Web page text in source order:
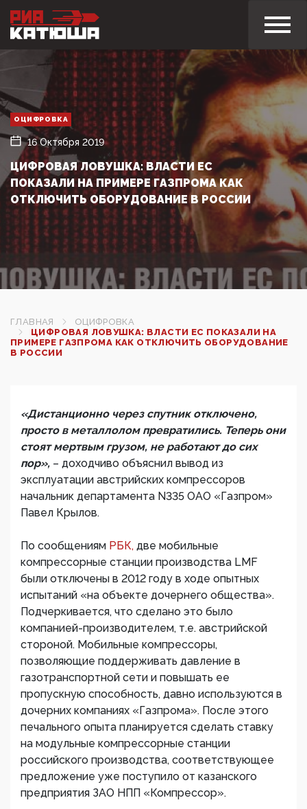
ОЦИФРОВКА
16 Октября 2019
ЦИФРОВАЯ ЛОВУШКА: ВЛАСТИ ЕС
ПОКАЗАЛИ НА ПРИМЕРЕ ГАЗПРОМА КАК
ОТКЛЮЧИТЬ ОБОРУДОВАНИЕ В РОССИИ
ГЛАВНАЯ
ОЦИФРОВКА
ЦИФРОВАЯ ЛОВУШКА: ВЛАСТИ ЕС ПОКАЗАЛИ НА
ПРИМЕРЕ ГАЗПРОМА КАК ОТКЛЮЧИТЬ ОБОРУДОВАНИЕ
В РОССИИ
«Дистанционно через спутник отключено,
просто в металлолом превратились. Теперь они
стоят мертвым грузом, не работают до сих
пор», – доходчиво объяснил вывод из
эксплуатации австрийских компрессоров
начальник департамента N335 ОАО «Газпром»
Павел Крылов.
По сообщениям РБК, две мобильные
компрессорные станции производства LMF
были отключены в 2012 году в ходе опытных
испытаний «на объекте дочернего общества».
Подчеркивается, что сделано это было
компанией-производителем, т.е. австрийской
стороной. Мобильные компрессоры,
позволяющие поддерживать давление в
газотранспортной сети и повышать ее
пропускную способность, давно используются в
дочерних компаниях «Газпрома». После этого
печального опыта планируется сделать ставку
на модульные компрессорные станции
российского производства, соответствующее
предложение уже поступило от казанского
предприятия ЗАО НПП «Компрессор».